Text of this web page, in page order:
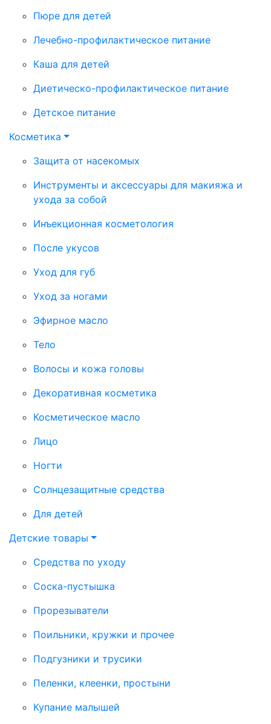
Пюре для детей
Лечебно-профилактическое питание
Каша для детей
Диетическо-профилактическое питание
Детское питание
Косметика
Защита от насекомых
Инструменты и аксессуары для макияжа и
ухода за собой
Инъекционная косметология
После укусов
Уход для губ
Уход за ногами
Эфирное масло
Тело
Волосы и кожа головы
Декоративная косметика
Косметическое масло
Лицо
Ногти
Солнцезащитные средства
Для детей
Детские товары
Средства по уходу
Соска-пустышка
Прорезыватели
Поильники, кружки и прочее
Подгузники и трусики
Пеленки, клеенки, простыни
Купание малышей